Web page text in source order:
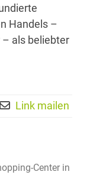
Handels –
– als beliebter
Link mailen
Center in